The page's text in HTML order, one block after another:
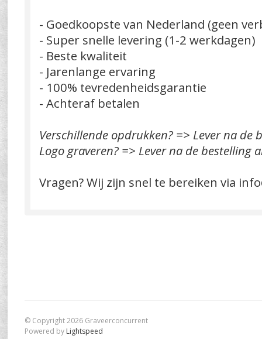
- Goedkoopste van Nederland (geen
- Super snelle levering (1-2 werkdagen)
- Beste kwaliteit
- Jarenlange ervaring
- 100% tevredenheidsgarantie
- Achteraf betalen
Verschillende opdrukken? => Lever na de
Logo graveren? => Lever na de bestelling
Vragen? Wij zijn snel te bereiken via
© Copyright 2026 Graveerconcurrent
Powered by Lightspeed